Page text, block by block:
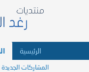
الرئيسية
المشاركات الجديدة